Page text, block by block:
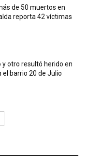
de 50 muertos en
reporta 42 víctimas
y otro resultó herido en
el barrio 20 de Julio